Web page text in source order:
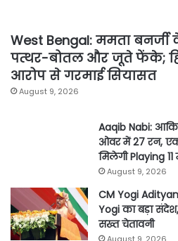
West Bengal: ममता
पत्थर-बोतल और जूते फेंके;
आरोप से गरमाई सियासत
August 9, 2026
Aaqib Nabi:
ओवर में 27 रन,
मिलेगी Playing 11
August 9, 2026
CM Yogi
Yogi का बड़ा
सख्त चेतावनी
August 9, 2026